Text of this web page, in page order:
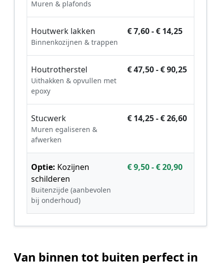
Muren & plafonds
Houtwerk lakken
Binnenkozijnen & trappen
€ 7,60 - € 14,25
Houtrotherstel
Uithakken & opvullen met
epoxy
€ 47,50 - € 90,25
Stucwerk
Muren egaliseren &
afwerken
€ 14,25 - € 26,60
Optie: Kozijnen
schilderen
Buitenzijde (aanbevolen
bij onderhoud)
€ 9,50 - € 20,90
Van binnen tot buiten perfect in